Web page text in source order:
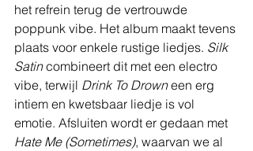
het refrein terug de vertrouwde
poppunk vibe. Het album maakt tevens
plaats voor enkele rustige liedjes. Silk
Satin combineert dit met een electro
vibe, terwijl Drink To Drown een erg
intiem en kwetsbaar liedje is vol
emotie. Afsluiten wordt er gedaan met
Hate Me (Sometimes), waarvan we al